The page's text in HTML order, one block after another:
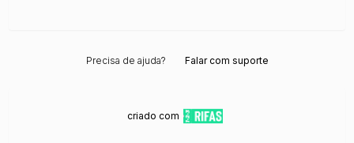
Precisa de ajuda? Falar com suporte
criado com